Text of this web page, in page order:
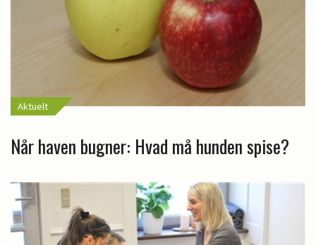
Aktuelt
Når haven bugner: Hvad må hunden spise?